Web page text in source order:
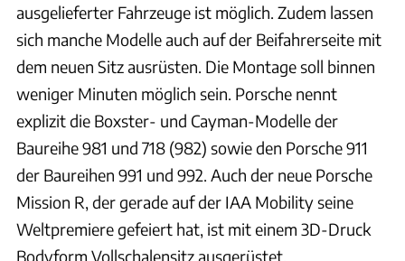
ausgelieferter Fahrzeuge ist möglich. Zudem lassen
sich manche Modelle auch auf der Beifahrerseite mit
dem neuen Sitz ausrüsten. Die Montage soll binnen
weniger Minuten möglich sein. Porsche nennt
explizit die Boxster- und Cayman-Modelle der
Baureihe 981 und 718 (982) sowie den Porsche 911
der Baureihen 991 und 992. Auch der neue Porsche
Mission R, der gerade auf der IAA Mobility seine
Weltpremiere gefeiert hat, ist mit einem 3D-Druck
Bodyform Vollschalensitz ausgerüstet.